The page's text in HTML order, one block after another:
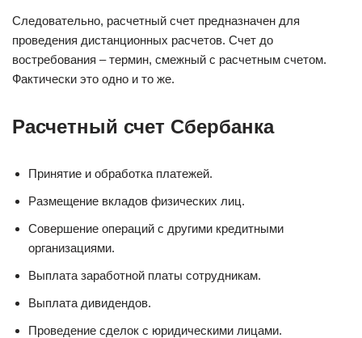
Следовательно, расчетный счет предназначен для
проведения дистанционных расчетов. Счет до
востребования – термин, смежный с расчетным счетом.
Фактически это одно и то же.
Расчетный счет Сбербанка
Принятие и обработка платежей.
Размещение вкладов физических лиц.
Совершение операций с другими кредитными
организациями.
Выплата заработной платы сотрудникам.
Выплата дивидендов.
Проведение сделок с юридическими лицами.